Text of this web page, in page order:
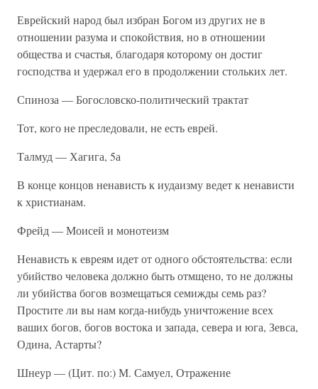
Еврейский народ был избран Богом из других не в
отношении разума и спокойствия, но в отношении
общества и счастья, благодаря которому он достиг
господства и удержал его в продолжении стольких лет.
Спиноза — Богословско-политический трактат
Тот, кого не преследовали, не есть еврей.
Талмуд — Хагига, 5а
В конце концов ненависть к иудаизму ведет к ненависти
к христианам.
Фрейд — Моисей и монотеизм
Ненависть к евреям идет от одного обстоятельства: если
убийство человека должно быть отмщено, то не должны
ли убийства богов возмещаться семижды семь раз?
Простите ли вы нам когда-нибудь уничтожение всех
ваших богов, богов востока и запада, севера и юга, Зевса,
Одина, Астарты?
Шнеур — (Цит. по:) М. Самуел, Отражение